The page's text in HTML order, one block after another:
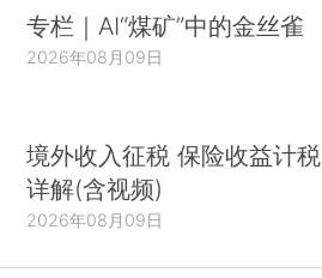
专栏｜AI“煤矿”中的金丝雀
2026年08月09日
境外收入征税 保险收益计税
详解(含视频)
2026年08月09日